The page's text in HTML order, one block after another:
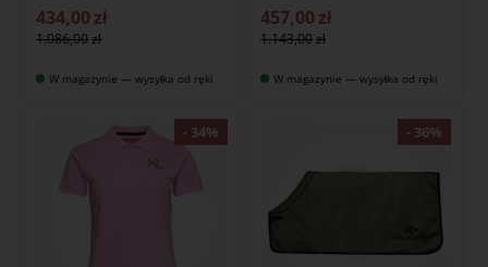
434,00 zł
1.086,00
W magazynie — wysyłka od ręki
457,00 zł
1.143,00
W magazynie — wysyłka od ręki